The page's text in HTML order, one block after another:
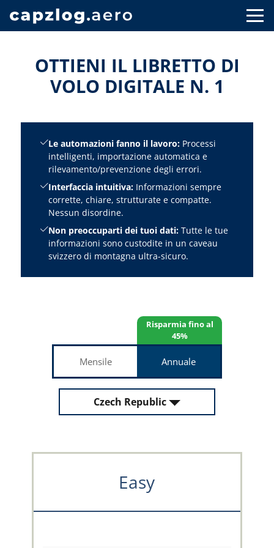
OTTIENI IL LIBRETTO DI
VOLO DIGITALE N. 1
Le automazioni fanno il lavoro:Processi
intelligenti, importazione automatica e
rilevamento/prevenzione degli errori.
Interfaccia intuitiva:Informazioni sempre
corrette, chiare, strutturate e compatte.
Nessun disordine.
Non preoccuparti dei tuoi dati:Tutte le tue
informazioni sono custodite in un caveau
svizzero di montagna ultra-sicuro.
Risparmia fino al
45%
Mensile Annuale
Czech Republic
Easy